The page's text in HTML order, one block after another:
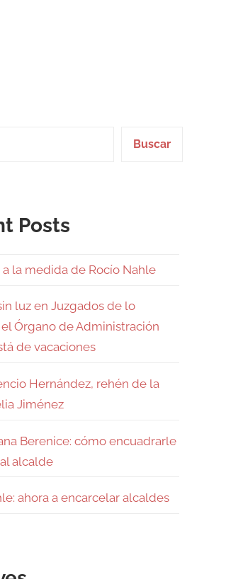
Buscar
Posts
a la medida de Rocío Nahle
luz en Juzgados de lo
Órgano de Administración
de vacaciones
Hernández, rehén de la
Jiménez
Berenice: cómo encuadrarle
alcalde
ahora a encarcelar alcaldes